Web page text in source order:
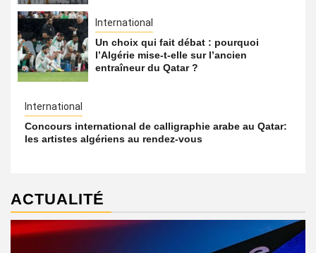
International
Un choix qui fait débat : pourquoi
l’Algérie mise-t-elle sur l’ancien
entraîneur du Qatar ?
International
Concours international de calligraphie arabe au Qatar:
les artistes algériens au rendez-vous
ACTUALITÉ